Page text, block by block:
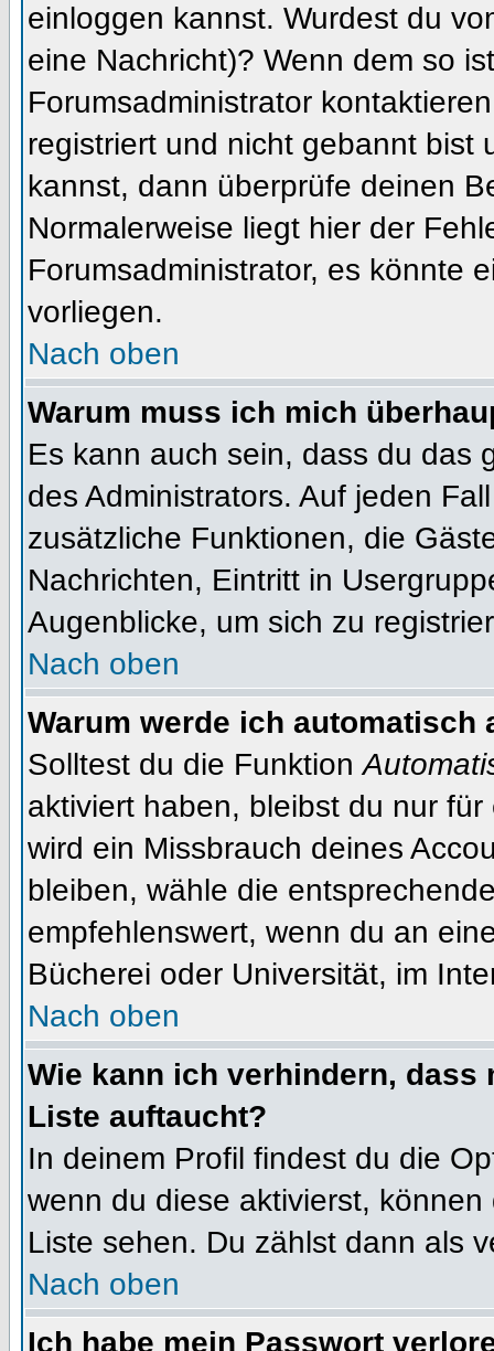
einloggen kannst. Wurdest du
eine Nachricht)? Wenn dem so
Forumsadministrator
registriert und nicht gebannt bist
kannst, dann überprüfe deinen
Normalerweise liegt hier der
Forumsadministrator, es könnte
vorliegen.
Nach oben
Warum muss ich mich
Es kann auch sein, dass du das
des Administrators. Auf jeden
zusätzliche Funktionen, die
Nachrichten, Eintritt in
Augenblicke, um sich zu
Nach oben
Warum werde ich automatisch
Solltest du die Funktion
aktiviert haben, bleibst du nur
wird ein Missbrauch deines
bleiben, wähle die
empfehlenswert, wenn du an
Bücherei oder Universität, im
Nach oben
Wie kann ich verhindern, dass
Liste auftaucht?
In deinem Profil findest du die
wenn du diese aktivierst,
Liste sehen. Du zählst dann als
Nach oben
Ich habe mein Passwort